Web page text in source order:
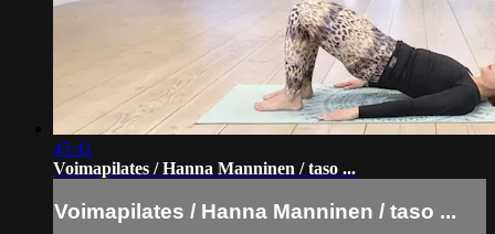
45:41
Voimapilates / Hanna Manninen / taso ...
Voimapilates / Hanna Manninen / taso ...